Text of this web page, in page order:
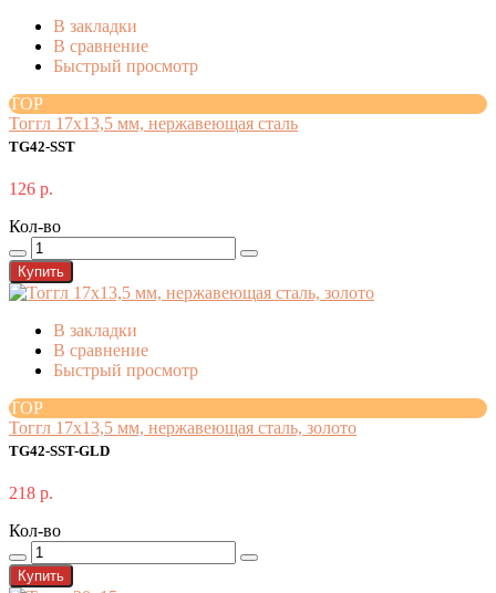
В закладки
В сравнение
Быстрый просмотр
TOP
Тоггл 17x13,5 мм, нержавеющая сталь
TG42-SST
126 р.
Кол-во
Купить
В закладки
В сравнение
Быстрый просмотр
TOP
Тоггл 17x13,5 мм, нержавеющая сталь, золото
TG42-SST-GLD
218 р.
Кол-во
Купить